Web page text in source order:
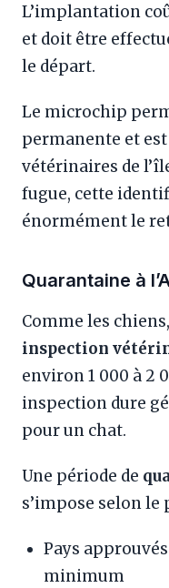
L’implantation
et doit être
le départ.
Le microchip
permanente et
vétérinaires de
fugue, cette
énormément le
Quarantaine à
Comme les
inspection
environ 1 000 à 2
inspection dure
pour un chat.
Une période de
s’impose selon le
Pays
minimum